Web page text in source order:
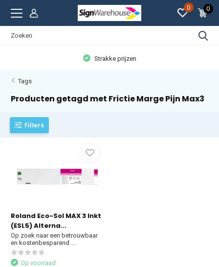
0 0
Strakke prijzen
Tags
Producten getagd met Frictie Marge Pijn Max3
Filters
Roland Eco-Sol MAX 3 Inkt
(ESL5) Alterna...
Op zoek naar een betrouwbaar
en kostenbesparend ...
Op voorraad